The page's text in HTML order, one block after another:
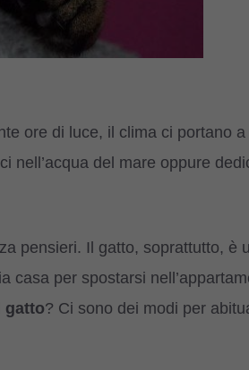
ore di luce, il clima ci portano a
nell’acqua del mare oppure
pensieri. Il gatto, soprattutto, è
casa per spostarsi
gatto? Ci sono dei modi per